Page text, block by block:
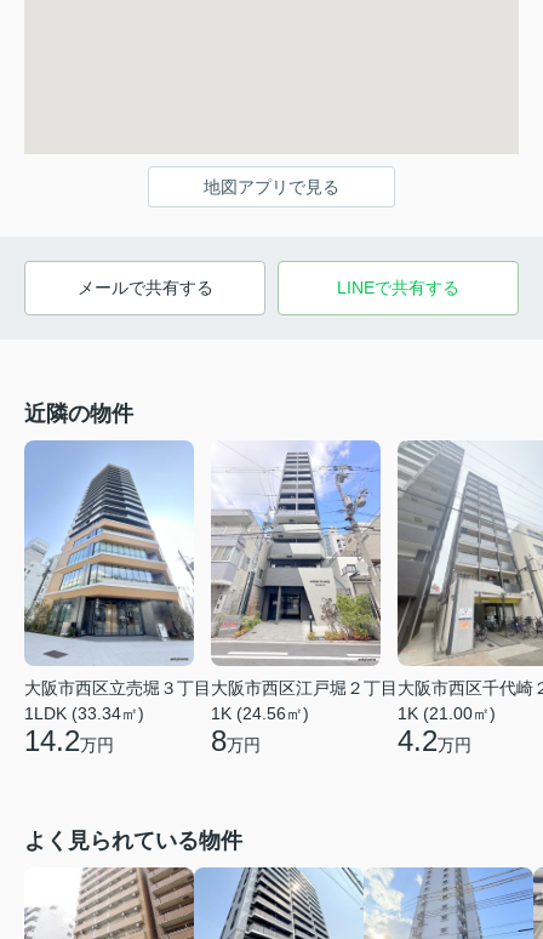
地図アプリで見る
メールで共有する LINEで共有する
近隣の物件
大阪市西区立売堀３丁目
1LDK (33.34㎡)
14.2万円
大阪市西区江戸堀２丁目
1K (24.56㎡)
8万円
大阪市西区千代崎
1K (21.00㎡)
4.2万円
よく見られている物件